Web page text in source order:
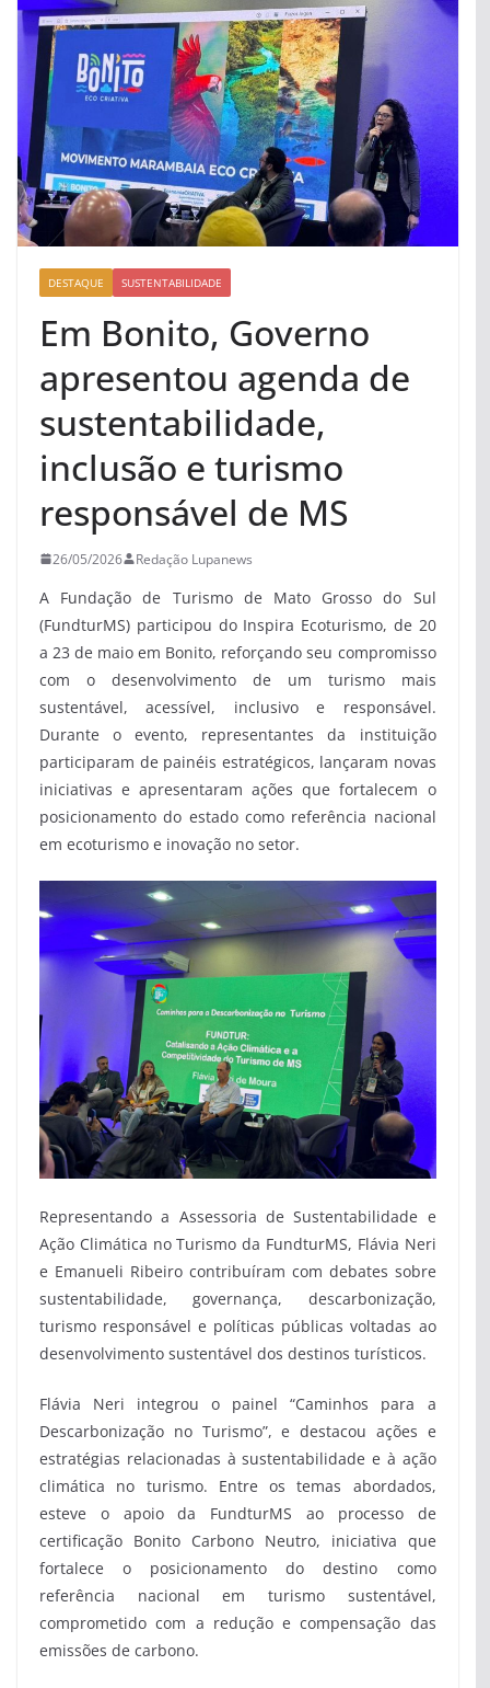
DESTAQUE SUSTENTABILIDADE
Em Bonito, Governo
apresentou agenda de
sustentabilidade,
inclusão e turismo
responsável de MS
26/05/2026 Redação Lupanews
A Fundação de Turismo de Mato Grosso do Sul
(FundturMS) participou do Inspira Ecoturismo, de 20
a 23 de maio em Bonito, reforçando seu compromisso
com o desenvolvimento de um turismo mais
sustentável, acessível, inclusivo e responsável.
Durante o evento, representantes da instituição
participaram de painéis estratégicos, lançaram novas
iniciativas e apresentaram ações que fortalecem o
posicionamento do estado como referência nacional
em ecoturismo e inovação no setor.
Representando a Assessoria de Sustentabilidade e
Ação Climática no Turismo da FundturMS, Flávia Neri
e Emanueli Ribeiro contribuíram com debates sobre
sustentabilidade, governança, descarbonização,
turismo responsável e políticas públicas voltadas ao
desenvolvimento sustentável dos destinos turísticos.
Flávia Neri integrou o painel “Caminhos para a
Descarbonização no Turismo”, e destacou ações e
estratégias relacionadas à sustentabilidade e à ação
climática no turismo. Entre os temas abordados,
esteve o apoio da FundturMS ao processo de
certificação Bonito Carbono Neutro, iniciativa que
fortalece o posicionamento do destino como
referência nacional em turismo sustentável,
comprometido com a redução e compensação das
emissões de carbono.